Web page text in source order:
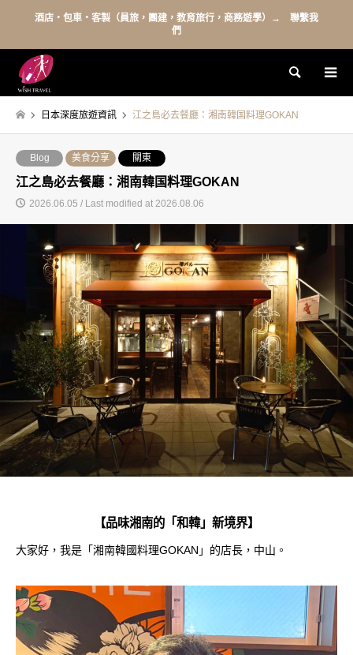
酒店・包車・客製（員旅，團建，教育旅行，商務遊學）→ 聯繫我
們
Search
日本深度旅遊資訊 江之島必去餐廳：湘南韓国料理GOKAN
Blog 美食分享 關東
江之島必去餐廳：湘南韓国料理GOKAN
2026.06.05 / Last modified at 2026.08.06
【品味湘南的「和韓」新境界】
大家好，我是「湘南韓國料理GOKAN」的店長，中山。